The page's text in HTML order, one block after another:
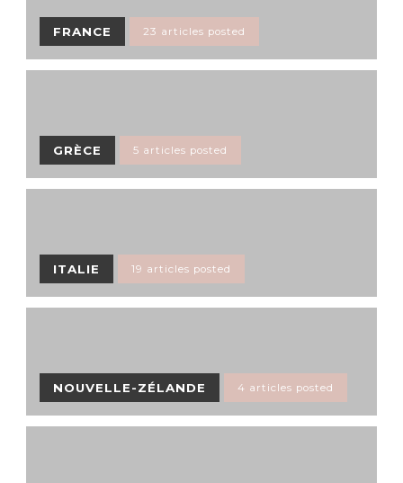
FRANCE 23 articles posted
GRÈCE 5 articles posted
ITALIE 19 articles posted
NOUVELLE-ZÉLANDE 4 articles posted